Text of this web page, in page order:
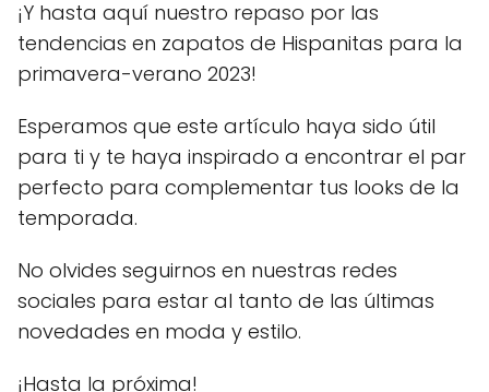
¡Y hasta aquí nuestro repaso por las
tendencias en zapatos de Hispanitas para la
primavera-verano 2023!
Esperamos que este artículo haya sido útil
para ti y te haya inspirado a encontrar el par
perfecto para complementar tus looks de la
temporada.
No olvides seguirnos en nuestras redes
sociales para estar al tanto de las últimas
novedades en moda y estilo.
¡Hasta la próxima!